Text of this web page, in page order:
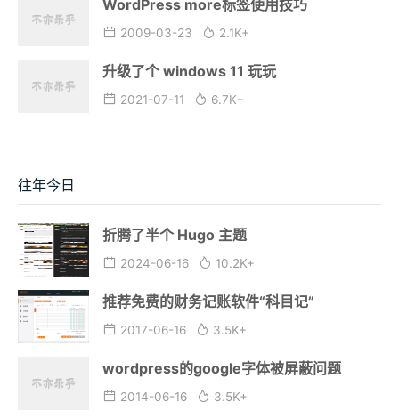
WordPress more标签使用技巧
2009-03-23 2.1K+
升级了个 windows 11 玩玩
2021-07-11 6.7K+
往年今日
折腾了半个 Hugo 主题
2024-06-16 10.2K+
推荐免费的财务记账软件“科目记”
2017-06-16 3.5K+
wordpress的google字体被屏蔽问题
2014-06-16 3.5K+